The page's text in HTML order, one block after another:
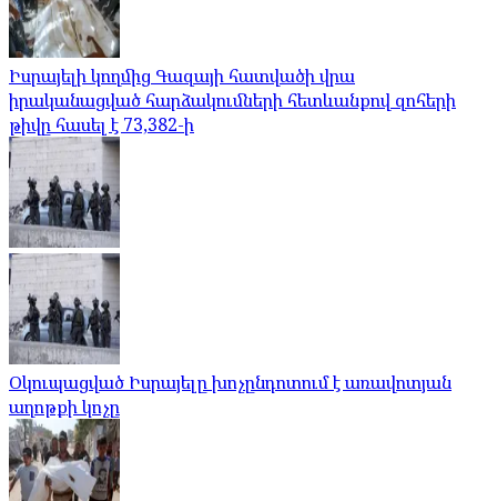
Իսրայելի կողմից Գազայի հատվածի վրա
իրականացված հարձակումների հետևանքով զոհերի
թիվը հասել է 73,382-ի
Օկուպացված Իսրայելը խոչընդոտում է առավոտյան
աղոթքի կոչը